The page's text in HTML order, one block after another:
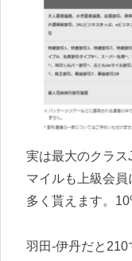
実は最大のクラス
マイルも上級会
多く貰えます。
羽田-伊丹だと210